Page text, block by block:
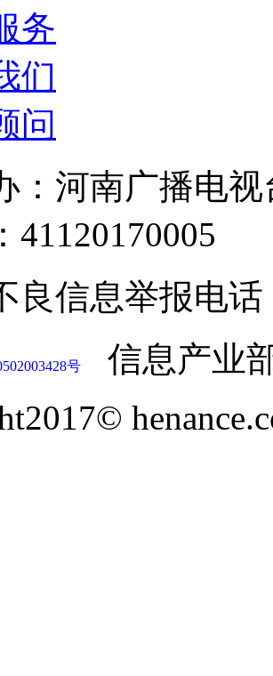
务
们
问
：河南广播电
41120170005
良信息举报电话
号
信息产业